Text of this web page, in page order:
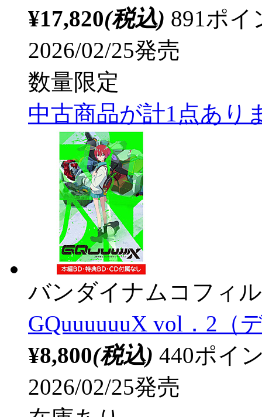
¥17,820(税込) 891ポ
2026/02/25発売
数量限定
中古商品が計1点あり
バンダイナムコフィ
GQuuuuuuX vol．2（
¥8,800(税込) 440ポイ
2026/02/25発売